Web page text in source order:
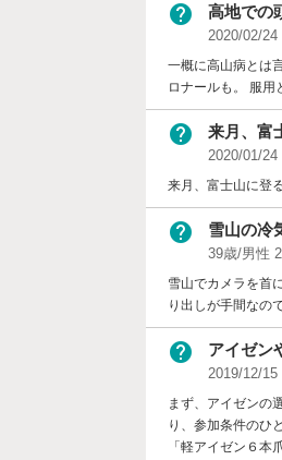
help 高地での
2020/02/24
一概に高山病とは
ロナールも。 服用
help 来月、富
2020/01/24
来月、富士山に登
help 雪山の冷
39歳/男性
雪山でカメラを首
り出しが手間なの
help アイゼン
2019/12/15
まず、アイゼンの
り、参加条件のひ
「軽アイゼン６